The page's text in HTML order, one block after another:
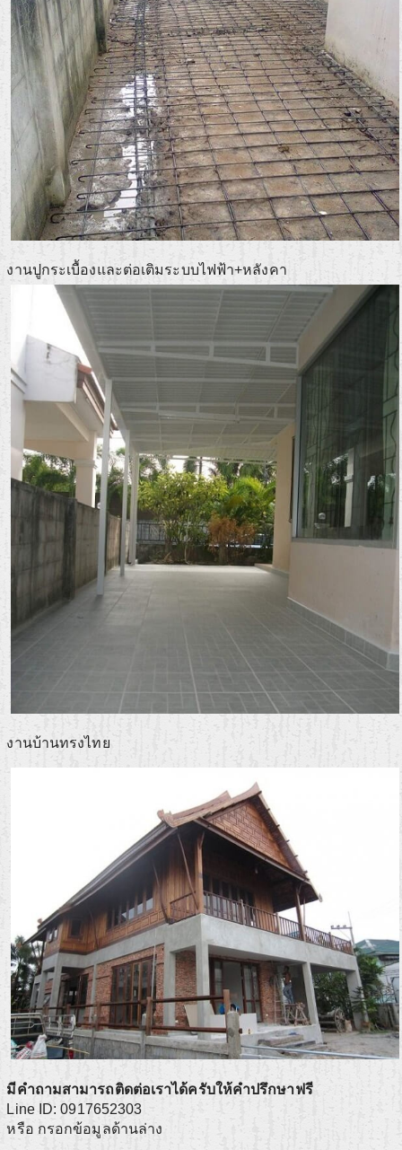
งานปูกระเบื้องและต่อเติมระบบไฟฟ้า+หลังคา
งานบ้านทรงไทย
มีคำถามสามารถติดต่อเราได้ครับให้คำปรึกษาฟรี
Line ID: 0917652303
หรือ กรอกข้อมูลด้านล่าง